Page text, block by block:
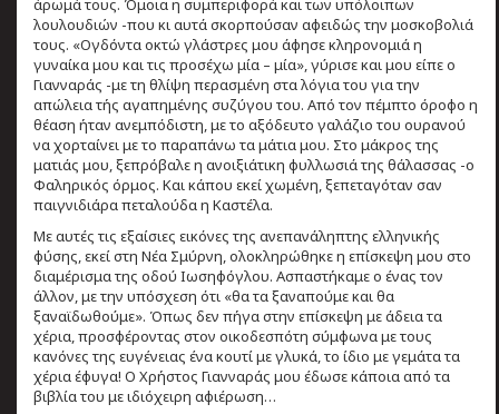
άρωμά τους. Όμοια η συμπεριφορά και των υπόλοιπων
λουλουδιών -που κι αυτά σκορπούσαν αφειδώς την μοσκοβολιά
τους. «Ογδόντα οκτώ γλάστρες μου άφησε κληρονομιά η
γυναίκα μου και τις προσέχω μία – μία», γύρισε και μου είπε ο
Γιανναράς -με τη θλίψη περασμένη στα λόγια του για την
απώλεια τής αγαπημένης συζύγου του. Από τον πέμπτο όροφο η
θέαση ήταν ανεμπόδιστη, με το αξόδευτο γαλάζιο του ουρανού
να χορταίνει με το παραπάνω τα μάτια μου. Στο μάκρος της
ματιάς μου, ξεπρόβαλε η ανοιξιάτικη φυλλωσιά της θάλασσας -ο
Φαληρικός όρμος. Και κάπου εκεί χωμένη, ξεπεταγόταν σαν
παιγνιδιάρα πεταλούδα η Καστέλα.
Με αυτές τις εξαίσιες εικόνες της ανεπανάληπτης ελληνικής
φύσης, εκεί στη Νέα Σμύρνη, ολοκληρώθηκε η επίσκεψη μου στο
διαμέρισμα της οδού Ιωσηφόγλου. Ασπαστήκαμε ο ένας τον
άλλον, με την υπόσχεση ότι «θα τα ξαναπούμε και θα
ξαναϊδωθούμε». Όπως δεν πήγα στην επίσκεψη με άδεια τα
χέρια, προσφέροντας στον οικοδεσπότη σύμφωνα με τους
κανόνες της ευγένειας ένα κουτί με γλυκά, το ίδιο με γεμάτα τα
χέρια έφυγα! Ο Χρήστος Γιανναράς μου έδωσε κάποια από τα
βιβλία του με ιδιόχειρη αφιέρωση…